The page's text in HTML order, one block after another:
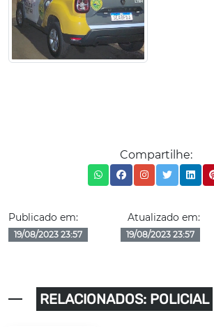
Compartilhe:
Publicado em:
19/08/2023 23:57
Atualizado em:
19/08/2023 23:57
RELACIONADOS: POLICIAL